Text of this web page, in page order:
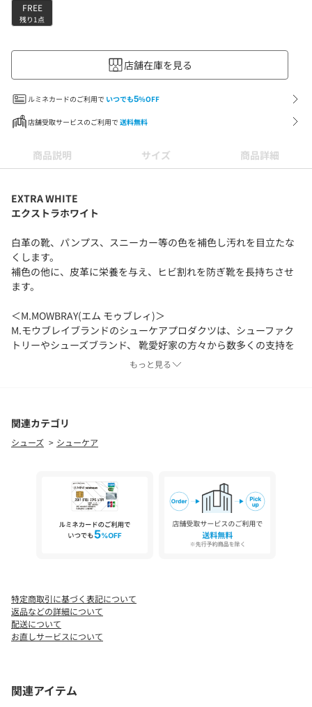
FREE
残り1点
店舗在庫を見る
ルミネカードのご利用で いつでも5%OFF
店舗受取サービスのご利用で 送料無料
商品説明 サイズ 商品詳細
EXTRA WHITE
エクストラホワイト
白革の靴、パンプス、スニーカー等の色を補色し汚れを目立たな
くします。
補色の他に、皮革に栄養を与え、ヒビ割れを防ぎ靴を長持ちさせ
ます。
＜M.MOWBRAY(エム モゥブレィ)＞
M.モウブレイブランドのシューケアプロダクツは、シューファク
トリーやシューズブランド、 靴愛好家の方々から数多くの支持を
いただいているシューケア（靴手入れ・靴磨き）用品のブラン
※商品を使用前に、タグ等に記載されている「取り扱い上の注意
書き」、「洗濯表示」を必ずご確認ください。
※商品画像は、光の当たり具合やパソコンなどの閲覧環境によ
※商品の色味の目安は、商品単体の画像をご参照ください。
店舗へお問い合わせの際は、全国のgreen label relaxing各店舗ま
で下記の品名/品番をお申し付けください。
品名：MBR EXTRA WHITE 品番：31484990107
もっと見る
関連カテゴリ
シューズ シューケア
特定商取引に基づく表記について
返品などの詳細について
配送について
お直しサービスについて
関連アイテム